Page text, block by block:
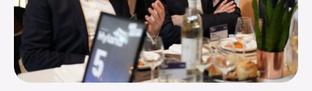
J'ai participé à des dîners et au Digital Leaders Summit,
principalement pour trouver des fournisseurs pour
m'accompagner dans mes projets, et j'ai été ravies de
nos échanges. Les évènements sont toujours très
riches et très dynamiques : On repart toujours avec les
bons contacts, mais aussi avec d'autres idées pour